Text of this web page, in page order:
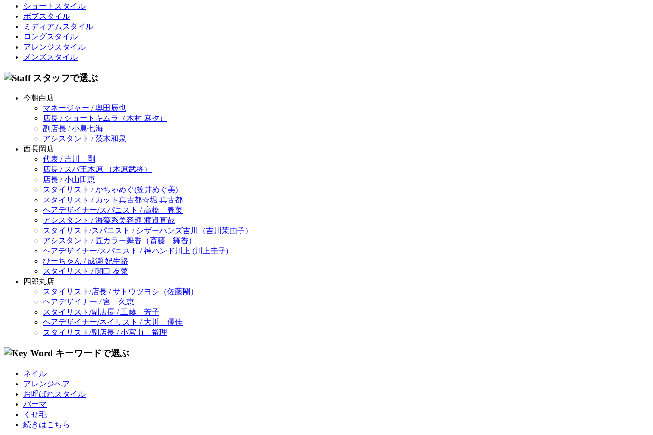
ショートスタイル
ボブスタイル
ミディアムスタイル
ロングスタイル
アレンジスタイル
メンズスタイル
今朝白店
マネージャー / 奥田辰也
店長 / ショートキムラ（木村 麻夕）
副店長 / 小島七海
アシスタント / 茨木和泉
西長岡店
代表 / 吉川 剛
店長 / スパ王木原 （木原武将）
店長 / 小山田恵
スタイリスト / かちゃめぐ(笠井めぐ美)
スタイリスト / カット真古都☆堀 真古都
ヘアデザイナー/スパニスト / 高橋 春菜
アシスタント / 海藻系美容師 渡邉直哉
スタイリスト/スパニスト / シザーハンズ吉川（吉川茉由子）
アシスタント / 匠カラー舞香（斎藤 舞香）
ヘアデザイナー/スパニスト / 神ハンド川上 (川上圭子)
ひーちゃん / 成瀬 妃生路
スタイリスト / 関口 友菜
四郎丸店
スタイリスト/店長 / サトウツヨシ（佐藤剛）
ヘアデザイナー / 宮 久恵
スタイリスト/副店長 / 工藤 芳子
ヘアデザイナー/ネイリスト / 大川 優佳
スタイリスト/副店長 / 小宮山 裕理
ネイル
アレンジヘア
お呼ばれスタイル
パーマ
くせ毛
続きはこちら